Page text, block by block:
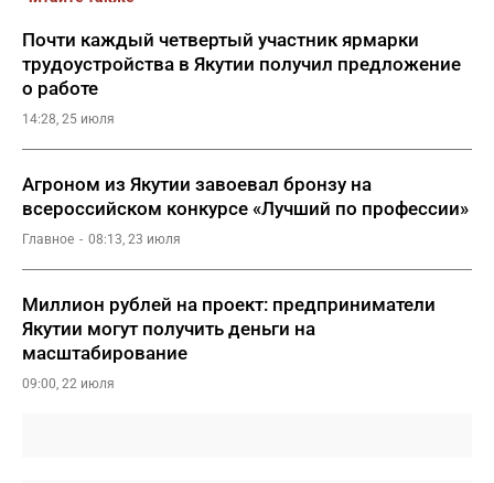
Почти каждый четвертый участник ярмарки
трудоустройства в Якутии получил предложение
о работе
14:28, 25 июля
Агроном из Якутии завоевал бронзу на
всероссийском конкурсе «Лучший по профессии»
Главное 08:13, 23 июля
Миллион рублей на проект: предприниматели
Якутии могут получить деньги на
масштабирование
09:00, 22 июля